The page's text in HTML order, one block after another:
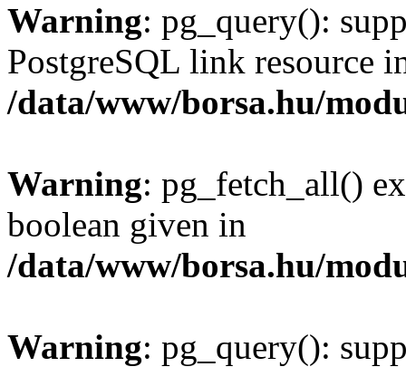
Warning: pg_query():
PostgreSQL link resource
/data/www/borsa.hu/
Warning: pg_fetch_all()
boolean given in
/data/www/borsa.hu/
Warning: pg_query():